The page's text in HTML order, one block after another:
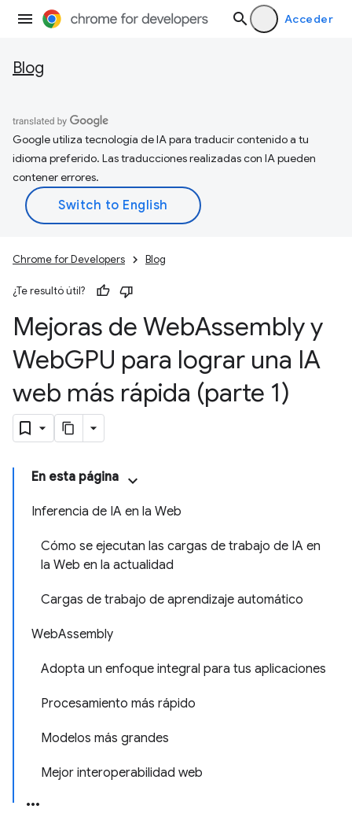
Acceder
Blog
Google utiliza tecnología de IA para traducir contenido a tu
idioma preferido. Las traducciones realizadas con IA pueden
contener errores.
Chrome for Developers Blog
¿Te resultó útil?
Mejoras de WebAssembly y
WebGPU para lograr una IA
web más rápida (parte 1)
En esta página
Inferencia de IA en la Web
Cómo se ejecutan las cargas de trabajo de IA en
la Web en la actualidad
Cargas de trabajo de aprendizaje automático
WebAssembly
Adopta un enfoque integral para tus aplicaciones
Procesamiento más rápido
Modelos más grandes
Mejor interoperabilidad web